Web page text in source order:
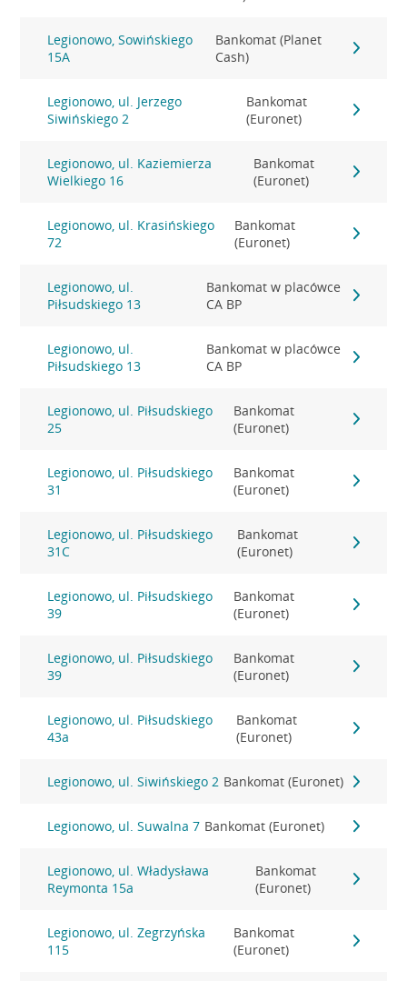
Legionowo, Sowińskiego
15A
Bankomat (Planet
Cash)
Legionowo, ul. Jerzego
Siwińskiego 2
Bankomat
(Euronet)
Legionowo, ul. Kaziemierza
Wielkiego 16
Bankomat
(Euronet)
Legionowo, ul. Krasińskiego
72
Bankomat
(Euronet)
Legionowo, ul.
Piłsudskiego 13
Bankomat w placówce
CA BP
Legionowo, ul.
Piłsudskiego 13
Bankomat w placówce
CA BP
Legionowo, ul. Piłsudskiego
25
Bankomat
(Euronet)
Legionowo, ul. Piłsudskiego
31
Bankomat
(Euronet)
Legionowo, ul. Piłsudskiego
31C
Bankomat
(Euronet)
Legionowo, ul. Piłsudskiego
39
Bankomat
(Euronet)
Legionowo, ul. Piłsudskiego
39
Bankomat
(Euronet)
Legionowo, ul. Piłsudskiego
43a
Bankomat
(Euronet)
Legionowo, ul. Siwińskiego 2 Bankomat (Euronet)
Legionowo, ul. Suwalna 7 Bankomat (Euronet)
Legionowo, ul. Władysława
Reymonta 15a
Bankomat
(Euronet)
Legionowo, ul. Zegrzyńska
115
Bankomat
(Euronet)